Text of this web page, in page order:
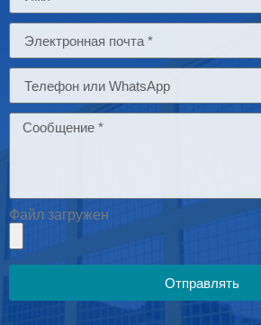
Файл загружен
Отправлять